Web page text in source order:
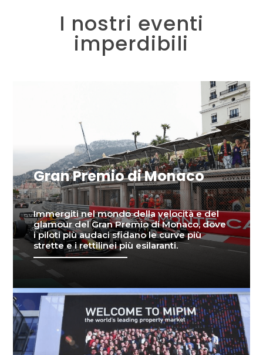
I nostri eventi
imperdibili
Gran Premio di Monaco
Immergiti nel mondo della velocità e del
glamour del Gran Premio di Monaco, dove
i piloti più audaci sfidano le curve più
strette e i rettilinei più esilaranti.